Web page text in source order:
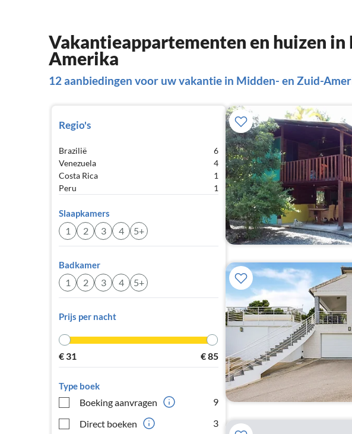
Vakantieappartementen en huizen in
Amerika
12 aanbiedingen voor uw vakantie in Midden- en Zuid-
Regio's
Brazilië
6
Venezuela
4
Costa Rica
1
Peru
1
Slaapkamers
1 2 3 4 5+
Badkamer
1 2 3 4 5+
Prijs per nacht
€ 31 €85
Type boek
Boeking aanvragen
9
Direct boeken
3